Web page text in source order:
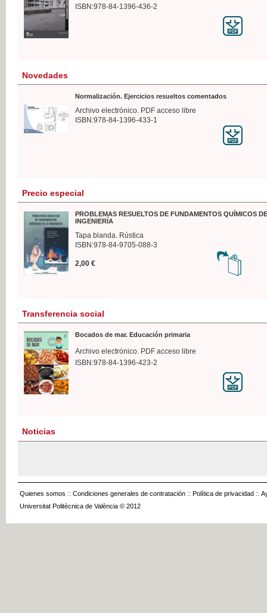
ISBN:978-84-1396-436-2
Novedades
Normalización. Ejercicios resueltos comentados
Archivo electrónico. PDF acceso libre
ISBN:978-84-1396-433-1
Precio especial
PROBLEMAS RESUELTOS DE FUNDAMENTOS QUÍMICOS
INGENIERÍA
Tapa blanda. Rústica
ISBN:978-84-9705-088-3
2,00 €
Transferencia social
Bocados de mar. Educación primaria
Archivo electrónico. PDF acceso libre
ISBN:978-84-1396-423-2
Noticias
Quienes somos :: Condiciones generales de contratación :: Política de privacidad ::
Universitat Politècnica de València © 2012